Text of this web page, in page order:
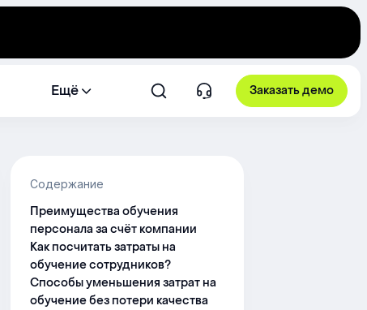
Ещё Заказать демо
Содержание
Преимущества обучения
персонала за счёт компании
Как посчитать затраты на
обучение сотрудников?
Способы уменьшения затрат на
обучение без потери качества